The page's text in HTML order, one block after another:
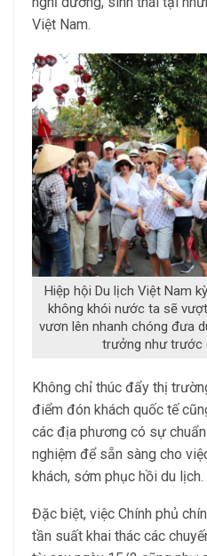
Việt Nam.
Hiệp hội Du lịch Việt Nam
không khói nước ta sẽ
vươn lên nhanh chóng đưa
trưởng như trước
Không chỉ thúc đẩy thị
điểm đón khách quốc tế
các địa phương có sự
nghiệm để sẵn sàng cho
khách, sớm phục hồi du lịch.
Đặc biệt, việc Chính phủ
tần suất khai thác các